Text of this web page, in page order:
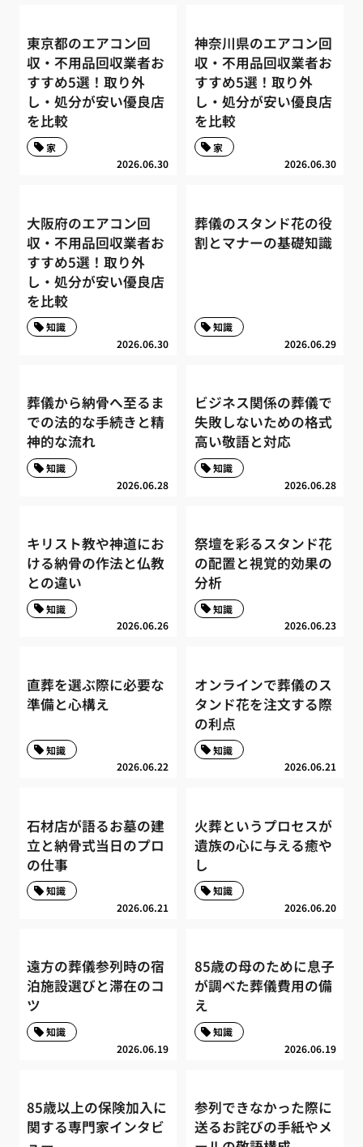
東京都のエアコン回
収・不用品回収業者お
すすめ5選！取り外
し・処分が安い優良店
を比較
2026.06.30
家
神奈川県のエアコン回
収・不用品回収業者お
すすめ5選！取り外
し・処分が安い優良店
を比較
2026.06.30
家
大阪府のエアコン回
収・不用品回収業者お
すすめ5選！取り外
し・処分が安い優良店
を比較
2026.06.30
知識
葬儀のスタンド花の役
割とマナーの基礎知識
2026.06.29
知識
葬儀から納骨へ至るま
での法的な手続きと精
神的な流れ
2026.06.28
知識
ビジネス関係の葬儀で
失敗しないための格式
高い敬語と対応
2026.06.28
知識
キリスト教や神道にお
ける納骨の作法と仏教
との違い
2026.06.26
知識
祭壇を彩るスタンド花
の配置と視覚的効果の
分析
2026.06.23
知識
直葬を選ぶ際に必要な
準備と心構え
2026.06.22
知識
オンラインで葬儀のス
タンド花を注文する際
の利点
2026.06.21
知識
石材店が語るお墓の建
立と納骨式当日のプロ
の仕事
2026.06.21
知識
火葬というプロセスが
遺族の心に与える癒や
し
2026.06.20
知識
遠方の葬儀参列時の宿
泊施設選びと滞在のコ
ツ
2026.06.19
知識
85歳の母のために息子
が調べた葬儀費用の備
え
2026.06.19
知識
85歳以上の保険加入に
関する専門家インタビ
参列できなかった際に
送るお詫びの手紙やメ